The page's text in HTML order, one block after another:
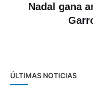
Nadal gana
ÚLTIMAS NOTICIAS